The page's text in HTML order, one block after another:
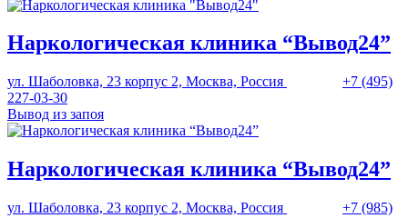
Наркологическая клиника “Вывод24”
ул. Шаболовка, 23 корпус 2, Москва, Россия
+7 (495)
227-03-30
Вывод из запоя
Наркологическая клиника “Вывод24”
ул. Шаболовка, 23 корпус 2, Москва, Россия
+7 (985)